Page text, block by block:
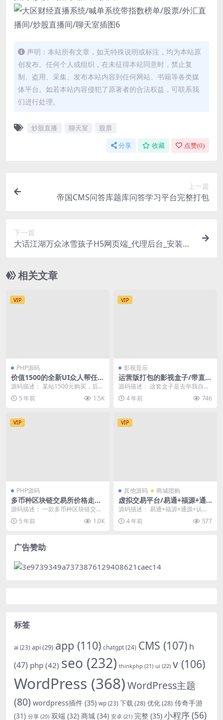
声明：本站所有文章，如无特殊说明或标注，均为本站原
创发布。任何个人或组织，在未征得本站同意时，禁止复
制、盗用、采集、发布本站内容到任何网站、书籍等各类媒
体平台。如若本站内容侵犯了原著者的合法权益，可联系我
们进行处理。
炒股直播 聊天室 股票
分享 收藏 点赞(0)
上一篇
帝国CMS问答库题库问答学习平台完整打包
下一篇
大话江湖万众冰雪孩子H5网页端_代理后台_安装教
相关文章
VIP
PHP源码
价值1500的全新UI众人帮任务
帮PHP源码/悬赏任务抖音快
手头条点赞源码/带三级分销可
封装小程序
源码描述： 某站1500元购买，后台
Tinkphp 前端可封装打包 网页端加
安卓...5 年前 1.5K
VIP
影视音乐
运营版打包的影视盒子/带直播
采集地址/可封装APP
源码描述： 这套盒子是去年我自己
运营的东西，实际运营过的。虽然
可能不如现在的版本...
4 年前 746
VIP
PHP源码
多币种区块链交易所价格走势
源码+币种区块链交易所+存取
功能齐全+带有身份认证+量化
交易
源码描述： 一款多币种区块链交易
所源码，功能很全面带有身份认
证，量化交易等。搭建...
5 年前 1.0K
VIP
其他源码 商城团购
虚拟交易平台/易通+福源+通
源+认购多种交易平台源码
源码描述： 易通+福源+通源+认购
多种交易平台源码 本站源码全部经
过测试,配有前...
4 年前 577
广告赞助
标签
ai (23) api(29) app (110) chatgpt(24) CMS (107) h
(47) php (42) seo (232) thinkphp (21) ui (22) v (106)
WordPress (368)WordPress主题
(80) wordpress插件 (35) wp (23) 下载(28) 优化(28) 传奇手游
(31) 分享 (20) 双端 (32) 商城 (34) 安卓 (21) 完整 (35) 小程序(56)